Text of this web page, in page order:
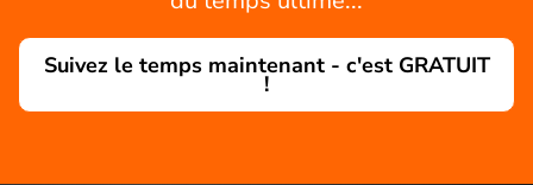
Suivez le temps maintenant - c'est GRATUIT
!